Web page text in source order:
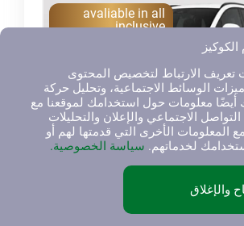
avaliable in all
inclusive
تعريف الارتباط لتخصيص المحتوى
ميزات الوسائط الاجتماعية، وتحليل حركة
أيضًا معلومات حول استخدامك لموقعنا مع
الاجتماعي والإعلان والتحليلات
المعلومات الأخرى التي قدمتها لهم أو
لخدماتهم. سياسة الخصوصية.
والإغلاق